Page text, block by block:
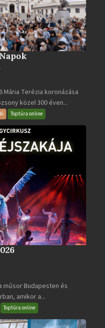
Mária Terézia koronázása
közel 300 éven...
Toptúra online
műsor Budapesten és
amikor a...
Toptúra online